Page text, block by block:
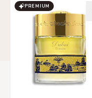
PREMIUM